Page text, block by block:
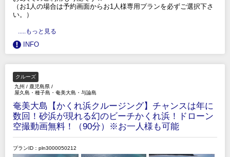
（お1人の場合は予約画面からお1人様専用プランを必ずご選択下さ
い。）
.....もっと見る
INFO
クルーズ
九州 / 鹿児島県 /
屋久島・種子島・奄美大島・与論島
奄美大島【かくれ浜クルージング】チャンスは年に
数回！砂浜が現れる幻のビーチかくれ浜！ドローン
空撮動画無料！（90分）※お一人様も可能
プランID：pln3000050212